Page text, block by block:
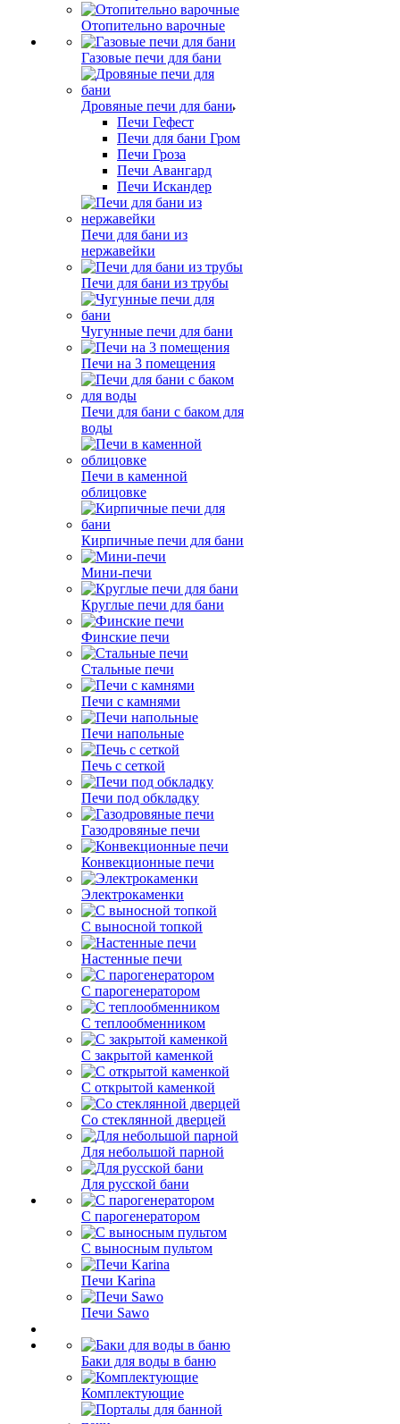
Отопительно варочные
Газовые печи для бани
Дровяные печи для бани
Печи Гефест
Печи для бани Гром
Печи Гроза
Печи Авангард
Печи Искандер
Печи для бани из
нержавейки
Печи для бани из трубы
Чугунные печи для бани
Печи на 3 помещения
Печи для бани с баком для
воды
Печи в каменной
облицовке
Кирпичные печи для бани
Мини-печи
Круглые печи для бани
Финские печи
Стальные печи
Печи с камнями
Печи напольные
Печь с сеткой
Печи под обкладку
Газодровяные печи
Конвекционные печи
Электрокаменки
С выносной топкой
Настенные печи
С парогенератором
С теплообменником
С закрытой каменкой
С открытой каменкой
Со стеклянной дверцей
Для небольшой парной
Для русской бани
С парогенератором
С выносным пультом
Печи Karina
Печи Sawo
Баки для воды в баню
Комплектующие